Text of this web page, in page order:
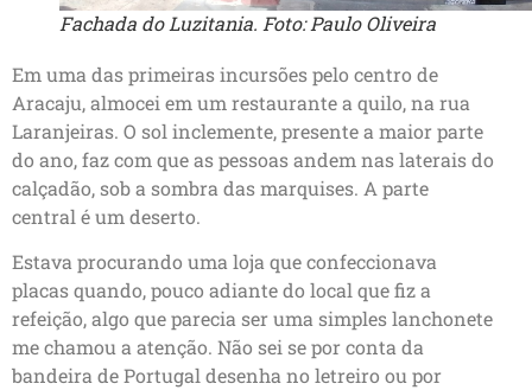
Fachada do Luzitania. Foto: Paulo Oliveira
Em uma das primeiras incursões pelo centro de
Aracaju, almocei em um restaurante a quilo, na rua
Laranjeiras. O sol inclemente, presente a maior parte
do ano, faz com que as pessoas andem nas laterais do
calçadão, sob a sombra das marquises. A parte
central é um deserto.
Estava procurando uma loja que confeccionava
placas quando, pouco adiante do local que fiz a
refeição, algo que parecia ser uma simples lanchonete
me chamou a atenção. Não sei se por conta da
bandeira de Portugal desenha no letreiro ou por